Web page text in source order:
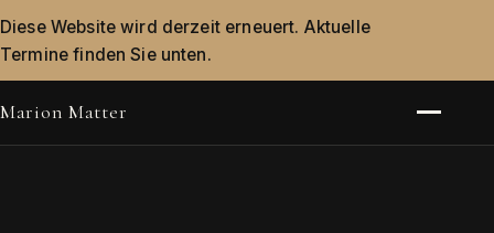
Diese Website wird derzeit erneuert. Aktuelle
Termine finden Sie unten.
Marion Matter